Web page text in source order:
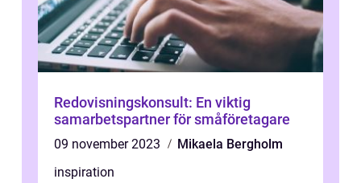
Redovisningskonsult: En viktig
samarbetspartner för småföretagare
09 november 2023
Mikaela Bergholm
inspiration